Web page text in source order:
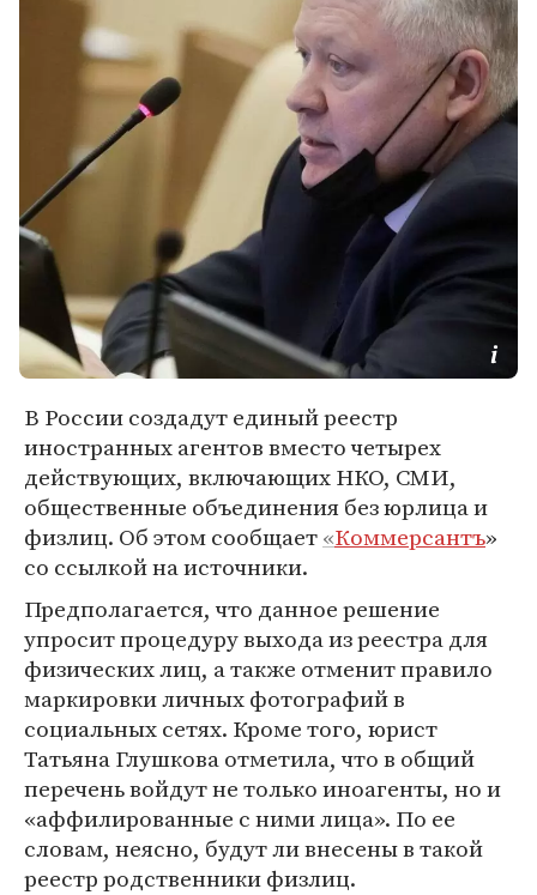
В России создадут единый реестр
иностранных агентов вместо четырех
действующих, включающих НКО, СМИ,
общественные объединения без юрлица и
физлиц. Об этом сообщает«Коммерсантъ»
со ссылкой на источники.
Предполагается, что данное решение
упросит процедуру выхода из реестра для
физических лиц, а также отменит правило
маркировки личных фотографий в
социальных сетях. Кроме того, юрист
Татьяна Глушкова отметила, что в общий
перечень войдут не только иноагенты, но и
«аффилированные с ними лица». По ее
словам, неясно, будут ли внесены в такой
реестр родственники физлиц.